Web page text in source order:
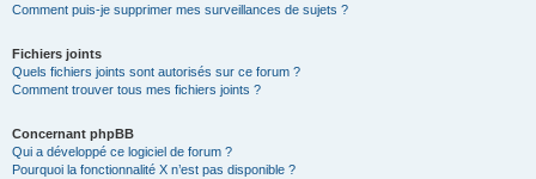
Comment puis-je supprimer mes surveillances de sujets ?
Fichiers joints
Quels fichiers joints sont autorisés sur ce forum ?
Comment trouver tous mes fichiers joints ?
Concernant phpBB
Qui a développé ce logiciel de forum ?
Pourquoi la fonctionnalité X n’est pas disponible ?